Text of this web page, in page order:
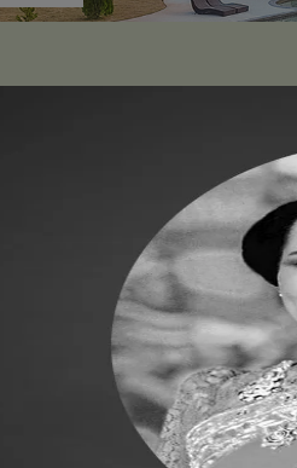
ง นอกจากห้องพักที่พร้อมให้
กครบครันแล้ว ยังมีพื้นที่รองรั
มนา อบรมพนักงาน งานจัดเ
พื้นที่ได้ตามความต้องการ เ
งอำนวยความสะดวก และกิจ
ายน้ำ ห้องอาหาร และ Belle